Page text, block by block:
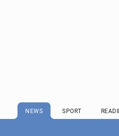
NEWS SPORT